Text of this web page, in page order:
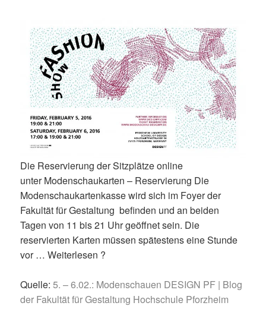
Die Reservierung der Sitzplätze online
unter Modenschaukarten – Reservierung Die
Modenschaukartenkasse wird sich im Foyer der
Fakultät für Gestaltung befinden und an beiden
Tagen von 11 bis 21 Uhr geöffnet sein. Die
reservierten Karten müssen spätestens eine Stunde
vor … Weiterlesen ?
Quelle:5. – 6.02.: Modenschauen DESIGN PF | Blog
der Fakultät für Gestaltung Hochschule Pforzheim